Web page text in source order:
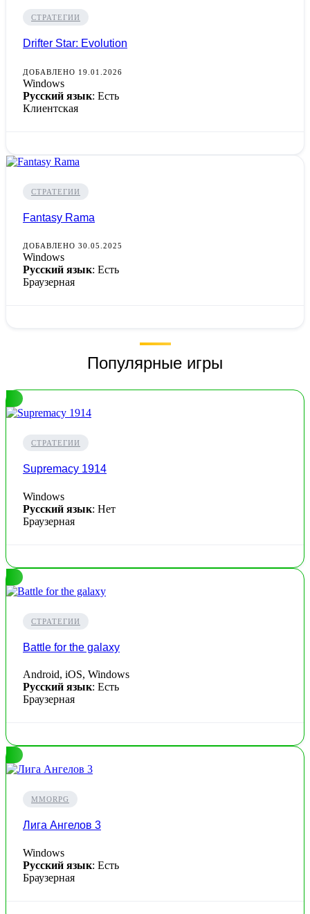
СТРАТЕГИИ
Drifter Star: Evolution
ДОБАВЛЕНО 19.01.2026
Windows
Русский язык: Есть
Клиентская
СТРАТЕГИИ
Fantasy Rama
ДОБАВЛЕНО 30.05.2025
Windows
Русский язык: Есть
Браузерная
Популярные игры
СТРАТЕГИИ
Supremacy 1914
Windows
Русский язык: Нет
Браузерная
СТРАТЕГИИ
Battle for the galaxy
Android, iOS, Windows
Русский язык: Есть
Браузерная
MMORPG
Лига Ангелов 3
Windows
Русский язык: Есть
Браузерная